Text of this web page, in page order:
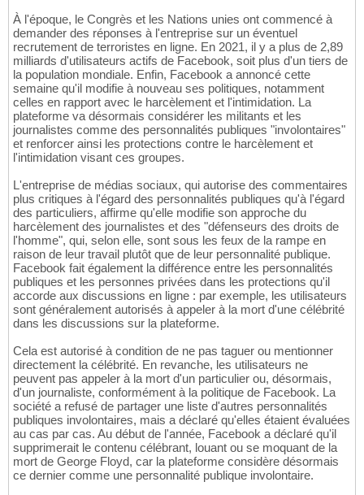
À l'époque, le Congrès et les Nations unies ont commencé à
demander des réponses à l'entreprise sur un éventuel
recrutement de terroristes en ligne. En 2021, il y a plus de 2,89
milliards d'utilisateurs actifs de Facebook, soit plus d'un tiers de
la population mondiale. Enfin, Facebook a annoncé cette
semaine qu'il modifie à nouveau ses politiques, notamment
celles en rapport avec le harcèlement et l'intimidation. La
plateforme va désormais considérer les militants et les
journalistes comme des personnalités publiques "involontaires"
et renforcer ainsi les protections contre le harcèlement et
l'intimidation visant ces groupes.
L'entreprise de médias sociaux, qui autorise des commentaires
plus critiques à l'égard des personnalités publiques qu'à l'égard
des particuliers, affirme qu'elle modifie son approche du
harcèlement des journalistes et des "défenseurs des droits de
l'homme", qui, selon elle, sont sous les feux de la rampe en
raison de leur travail plutôt que de leur personnalité publique.
Facebook fait également la différence entre les personnalités
publiques et les personnes privées dans les protections qu'il
accorde aux discussions en ligne : par exemple, les utilisateurs
sont généralement autorisés à appeler à la mort d'une célébrité
dans les discussions sur la plateforme.
Cela est autorisé à condition de ne pas taguer ou mentionner
directement la célébrité. En revanche, les utilisateurs ne
peuvent pas appeler à la mort d'un particulier ou, désormais,
d'un journaliste, conformément à la politique de Facebook. La
société a refusé de partager une liste d'autres personnalités
publiques involontaires, mais a déclaré qu'elles étaient évaluées
au cas par cas. Au début de l'année, Facebook a déclaré qu'il
supprimerait le contenu célébrant, louant ou se moquant de la
mort de George Floyd, car la plateforme considère désormais
ce dernier comme une personnalité publique involontaire.